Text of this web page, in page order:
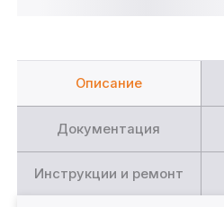
Описание
Документация
Инструкции и ремонт